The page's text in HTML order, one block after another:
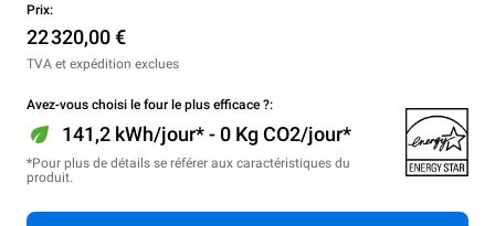
Prix:
22 320,00 €
TVA et expédition exclues
Avez-vous choisi le four le plus efficace ?:
141,2 kWh/jour* - 0 Kg CO2/jour*
*Pour plus de détails se référer aux caractéristiques du
produit.